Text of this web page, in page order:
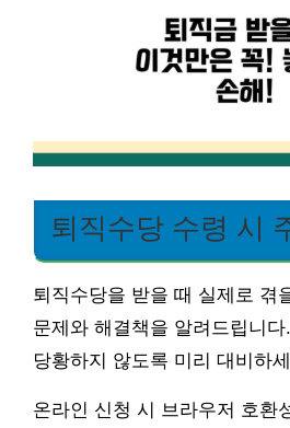
퇴직수당 수령 시
퇴직수당을 받을 때 실제로 겪
문제와 해결책을 알려드립니
당황하지 않도록 미리 대비하
온라인 신청 시 브라우저 호환